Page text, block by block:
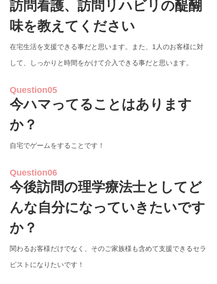
訪問看護、訪問リハビリの醍醐
味を教えてください
在宅生活を支援できる事だと思います。また、1人のお客様に対
して、しっかりと時間をかけて介入できる事だと思います。
Question05
今ハマってることはあります
か？
自宅でゲームをすることです！
Question06
今後訪問の理学療法士としてど
んな自分になっていきたいです
か？
関わるお客様だけでなく、そのご家族様も含めて支援できるセラ
ピストになりたいです！